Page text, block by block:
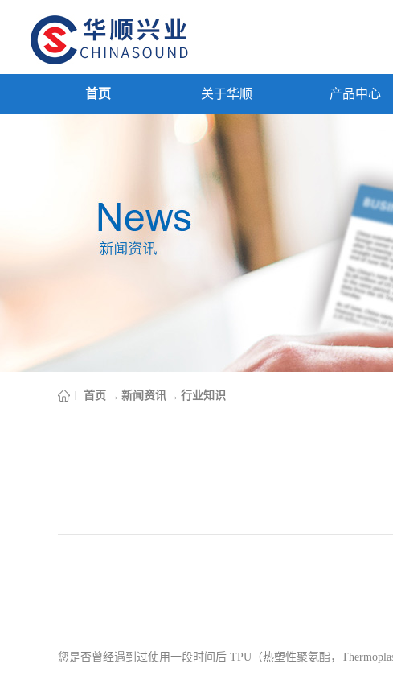
首页 关于华顺 产品中心
首页 → 新闻资讯 → 行业知识
您是否曾经遇到过使用一段时间后 TPU（热塑性聚氨酯，